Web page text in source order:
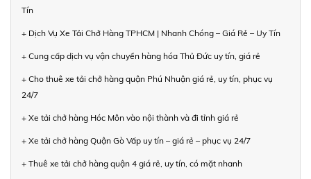
Tín
+ Dịch Vụ Xe Tải Chở Hàng TPHCM | Nhanh Chóng – Giá Rẻ – Uy Tín
+ Cung cấp dịch vụ vận chuyển hàng hóa Thủ Đức uy tín, giá rẻ
+ Cho thuê xe tải chở hàng quận Phú Nhuận giá rẻ, uy tín, phục vụ
24/7
+ Xe tải chở hàng Hóc Môn vào nội thành và đi tỉnh giá rẻ
+ Xe tải chở hàng Quận Gò Vấp uy tín – giá rẻ – phục vụ 24/7
+ Thuê xe tải chở hàng quận 4 giá rẻ, uy tín, có mặt nhanh